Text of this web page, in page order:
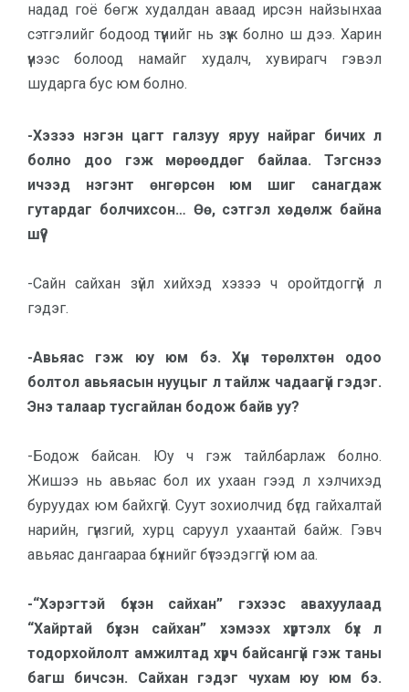
надад гоё бөгж худалдан аваад ирсэн найзынхаа
сэтгэлийг бо­доод түүнийг нь зүүж болно ш дээ. Ха­рин
үүнээс болоод намайг худалч, хуви­рагч гэвэл
шударга бус юм болно.
-Хэзээ нэгэн цагт галзуу яруу найраг бичих л
болно доо гэж мөрөөддөг байлаа. Тэгснээ
ичээд нэгэнт өнгөрсөн юм шиг санагдаж
гутардаг болчихсон… Өө, сэтгэл хөдөлж байна
шүү?
-Сайн сайхан зүйл хийхэд хэзээ ч оройтдоггүй л
гэдэг.
-Авьяас гэж юу юм бэ. Хүн төрөлхтөн одоо
болтол авьяа­сын нууцыг л тайлж чадаагүй гэ­дэг.
Энэ талаар тусгайлан бо­дож байв уу?
-Бодож байсан. Юу ч гэж тайл­барлаж болно.
Жишээ нь авьяас бол их ухаан гээд л хэлчихэд
буруу­дах юм байхгүй. Суут зохиолчид бүгд гай­хал­­тай
нарийн, гүнзгий, хурц са­руул ухаантай байж. Гэвч
авьяас дан­гаа­раа бүхнийг бүтээдэггүй юм аа.
-“Хэрэгтэй бүхэн сайхан” гэхээс авахуулаад
“Хайртай бүхэн сайхан” хэмээх хүртэлх бүх л
тодорхойлолт амжилтад хүрч байсангүй гэж таны
багш бич­сэн. Сайхан гэдэг чухам юу юм бэ.